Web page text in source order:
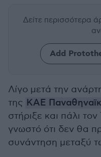
Δείτε περισσότερα
Add
Λίγο μετά την
της ΚΑΕ
στήριξε και πάλι
γνωστό ότι δεν θα
συνάντηση μεταξύ